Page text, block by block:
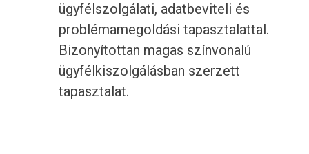
ügyfélszolgálati, adatbeviteli és
problémamegoldási tapasztalattal.
Bizonyítottan magas színvonalú
ügyfélkiszolgálásban szerzett
tapasztalat.